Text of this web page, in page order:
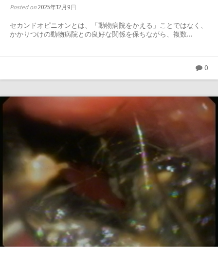
Posted on 2025年12月9日
セカンドオピニオンとは、「動物病院をかえる」ことではなく、
かかりつけの動物病院との良好な関係を保ちながら、複数…
0